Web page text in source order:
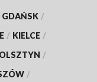
GDAŃSK /
/ KIELCE /
OLSZTYN /
/